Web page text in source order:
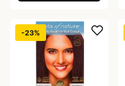
-23%